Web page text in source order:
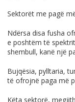
Sektorët me pagë
Ndërsa disa fusha
e poshtëm të
shembull, kanë një
Bujqësia, pylltaria,
të ofrojnë paga më
Këta sektorë,